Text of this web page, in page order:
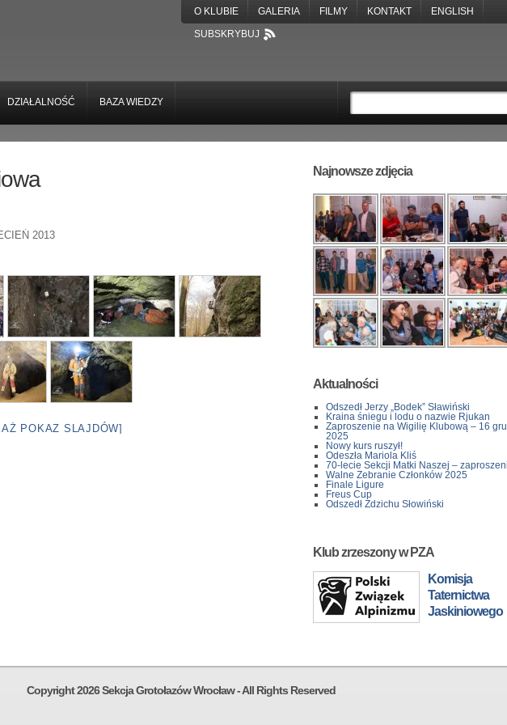
O KLUBIE GALERIA FILMY KONTAKT
ENGLISH
SUBSKRYBUJ
DZIAŁALNOŚĆ BAZA WIEDZY
2013
POKAZ SLAJDÓW]
Najnowsze zdjęcia
Aktualności
Odszedł Jerzy „Bodek” Sławiński
Kraina śniegu i lodu o nazwie Rjukan
Zaproszenie na Wigilię Klubową – 16
2025
Nowy kurs ruszył!
Odeszła Mariola Kliś
70-lecie Sekcji Matki Naszej –
Walne Zebranie Członków 2025
Finale Ligure
Freus Cup
Odszedł Zdzichu Słowiński
Klub zrzeszony w PZA
Komisja
Taternictwa
Jaskiniowego
Copyright 2026 Sekcja Grotołazów Wrocław - All Rights Reserved